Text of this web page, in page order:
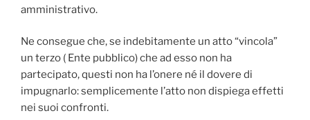
amministrativo.
Ne consegue che, se indebitamente un atto “vincola”
un terzo ( Ente pubblico) che ad esso non ha
partecipato, questi non ha l’onere né il dovere di
impugnarlo: semplicemente l’atto non dispiega effetti
nei suoi confronti.